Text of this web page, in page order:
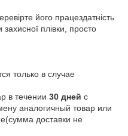
його працездатність
плівки, просто
только в случае
в течении 30 дней с
аналогичный товар или
доставки не